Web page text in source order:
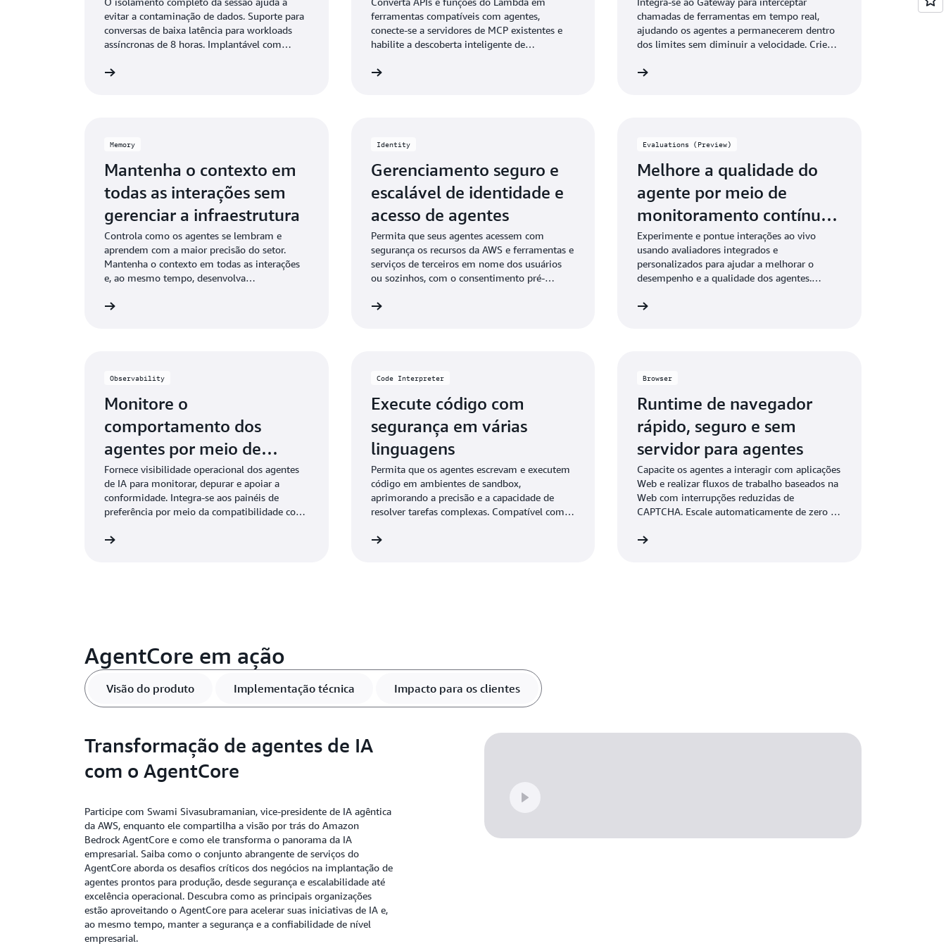
consumidos
evitar a contaminação de dados. Suporte para
conversas de baixa latência para workloads
assíncronas de 8 horas. Implantável com
ferramentas compatíveis com agentes,
conecte-se a servidores de MCP existentes e
habilite a descoberta inteligente de
chamadas de ferramentas em tempo real,
ajudando os agentes a permanecerem dentro
dos limites sem diminuir a velocidade. Crie
convertida para o Cedar.
Memory
Mantenha o contexto em
todas as interações sem
gerenciar a infraestrutura
Controla como os agentes se lembram e
aprendem com a maior precisão do setor.
Mantenha o contexto em todas as interações
e, ao mesmo tempo, desenvolva
ao longo do tempo.
Identity
Gerenciamento seguro e
escalável de identidade e
acesso de agentes
Permita que seus agentes acessem com
segurança os recursos da AWS e ferramentas e
serviços de terceiros em nome dos usuários
ou sozinhos, com o consentimento pré-
Evaluations (Preview)
Melhore a qualidade do
agente por meio de
monitoramento contínuo
e em tempo real
Experimente e pontue interações ao vivo
usando avaliadores integrados e
personalizados para ajudar a melhorar o
desempenho e a qualidade dos agentes.
a avaliação de qualidade acessível.
Observability
Monitore o
comportamento dos
agentes por meio de
painéis intuitivos
Fornece visibilidade operacional dos agentes
de IA para monitorar, depurar e apoiar a
conformidade. Integra-se aos painéis de
preferência por meio da compatibilidade com
Code Interpreter
Execute código com
segurança em várias
linguagens
Permita que os agentes escrevam e executem
código em ambientes de sandbox,
aprimorando a precisão e a capacidade de
resolver tarefas complexas. Compatível com
em grande escala.
Browser
Runtime de navegador
rápido, seguro e sem
servidor para agentes
Capacite os agentes a interagir com aplicações
Web e realizar fluxos de trabalho baseados na
Web com interrupções reduzidas de
CAPTCHA. Escale automaticamente de zero a
AgentCore em ação
Visão do produto Implementação técnica Impacto para os clientes
Transformação de agentes de IA
com o AgentCore
Participe com Swami Sivasubramanian, vice-presidente de IA agêntica
da AWS, enquanto ele compartilha a visão por trás do Amazon
Bedrock AgentCore e como ele transforma o panorama da IA
empresarial. Saiba como o conjunto abrangente de serviços do
AgentCore aborda os desafios críticos dos negócios na implantação de
agentes prontos para produção, desde segurança e escalabilidade até
excelência operacional. Descubra como as principais organizações
estão aproveitando o AgentCore para acelerar suas iniciativas de IA e,
ao mesmo tempo, manter a segurança e a confiabilidade de nível
empresarial.